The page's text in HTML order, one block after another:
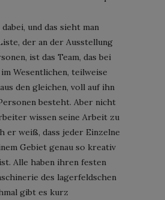
und das sieht man
der an der Ausstellung
ist das Team, das bei
Wesentlichen, teilweise
den gleichen, voll auf ihn
besteht. Aber nicht
wissen seine Arbeit zu
er weiß, dass jeder Einzelne
Gebiet genau so kreativ
Alle haben ihren festen
des lagerfeldschen
gibt es kurz